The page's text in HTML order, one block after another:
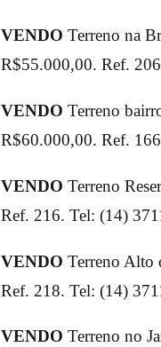
VENDO Terreno na
R$55.000,00. Ref.
VENDO Terreno
R$60.000,00. Ref.
VENDO Terreno
Ref. 216. Tel: (14)
VENDO Terreno Alto
Ref. 218. Tel: (14)
VENDO Terreno no